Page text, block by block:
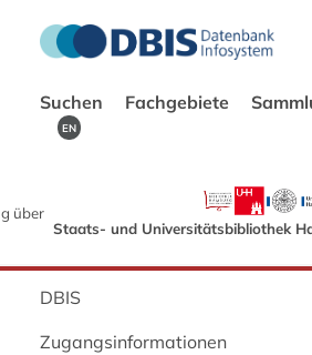
Suchen Fachgebiete
EN
über
Staats- und Universitätsbibliothek
DBIS
Zugangsinformationen